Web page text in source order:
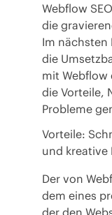
Webflow
die
Im nächsten
die
mit Webflow
die Vorteile,
Probleme
Vorteile:
und kreative
Der von
dem eines